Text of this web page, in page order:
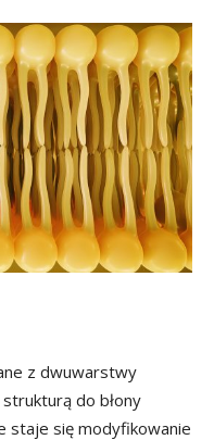
z dwuwarstwy
do błony
staje się modyfikowanie